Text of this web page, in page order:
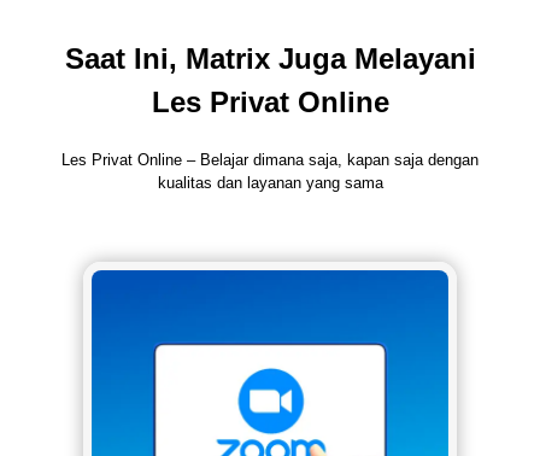
Saat Ini, Matrix Juga Melayani
Les Privat Online
Les Privat Online – Belajar dimana saja, kapan saja dengan
kualitas dan layanan yang sama